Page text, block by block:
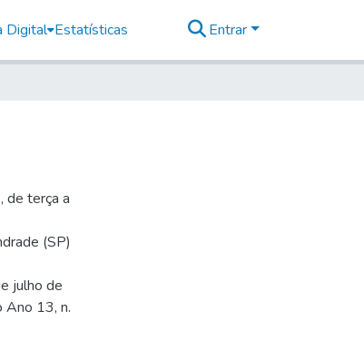
Digital Estatísticas Entrar
de terça a
(SP)
julho de
Ano 13, n.